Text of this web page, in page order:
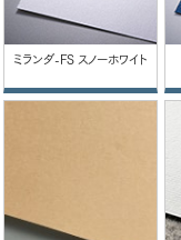
ミランダ-FS スノーホワイト